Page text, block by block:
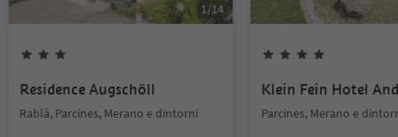
1/14
Residence Augschöll
Rablà, Parcines, Merano e dintorni
Klein Fein Hotel
Parcines, Merano e